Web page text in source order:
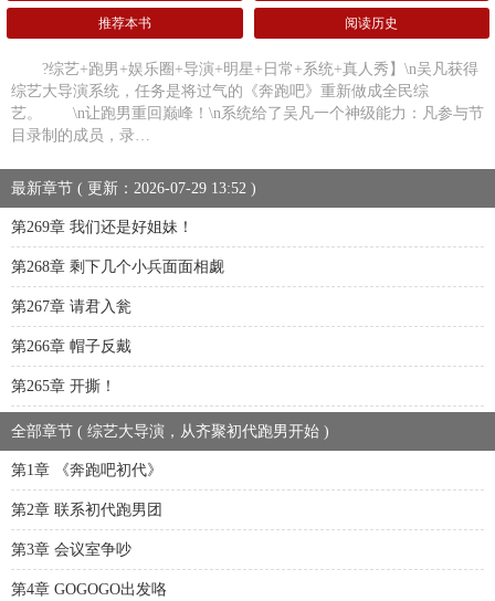
推荐本书 阅读历史
?综艺+跑男+娱乐圈+导演+明星+日常+系统+真人秀】\n吴凡获得
综艺大导演系统，任务是将过气的《奔跑吧》重新做成全民综
艺。 \n让跑男重回巅峰！\n系统给了吴凡一个神级能力：凡参与节
目录制的成员，录…
最新章节 ( 更新：2026-07-29 13:52 )
第269章 我们还是好姐妹！
第268章 剩下几个小兵面面相觑
第267章 请君入瓮
第266章 帽子反戴
第265章 开撕！
全部章节 ( 综艺大导演，从齐聚初代跑男开始 )
第1章 《奔跑吧初代》
第2章 联系初代跑男团
第3章 会议室争吵
第4章 GOGOGO出发咯